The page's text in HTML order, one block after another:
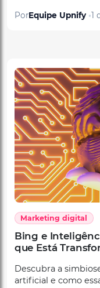
Marketing digital
Bing e
que Está
Descubra a
cenário das buscas
inovações que